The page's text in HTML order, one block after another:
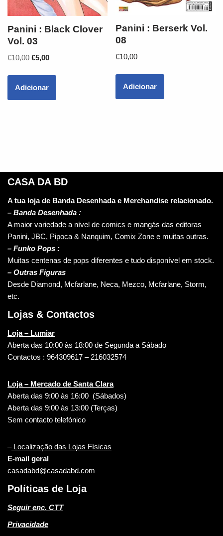
Panini : Black Clover
Vol. 03
€10,00 €5,00
Adicionar
Panini : Berserk Vol.
08
€10,00
Adicionar
CASA DA BD
A tua loja de Banda Desenhada e Merchandise relacionado.
– Banda Desenhada :
A maior variedade a nível de comics e mangás das editoras
Panini, JBC, Pipoca & Nanquim, Comix Zone e muitas outras.
– Funko Pops :
Muitas centenas de pops diferentes e tudo disponível em stock.
– Outras Figuras
Desde Diamond, Mcfarlane, Neca, Mezco, Mcfarlane, Storm,
etc.
Lojas & Contactos
Loja – Lumiar
Aberta das 10:00 às 18:00 de Segunda a Sábado
Contactos : 964309617 – 216032574
Loja – Mercado de Santa Clara
Aberta das 9:00 às 16:00 (Sábados)
Aberta das 9:00 às 13:00 (Terças)
Sem contacto telefónico
–Localização das Lojas Físicas
E-mail geral
casadabd@casadabd.com
Políticas de Loja
Seguir enc. CTT
Privacidade